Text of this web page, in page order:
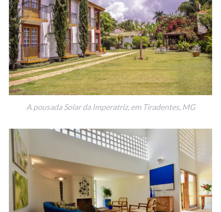
A pousada Solar da Imperatriz, em Tiradentes, MG